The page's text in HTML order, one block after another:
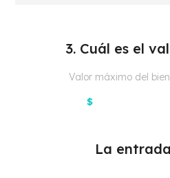
3. Cuál es el
Valor máximo del
$
La